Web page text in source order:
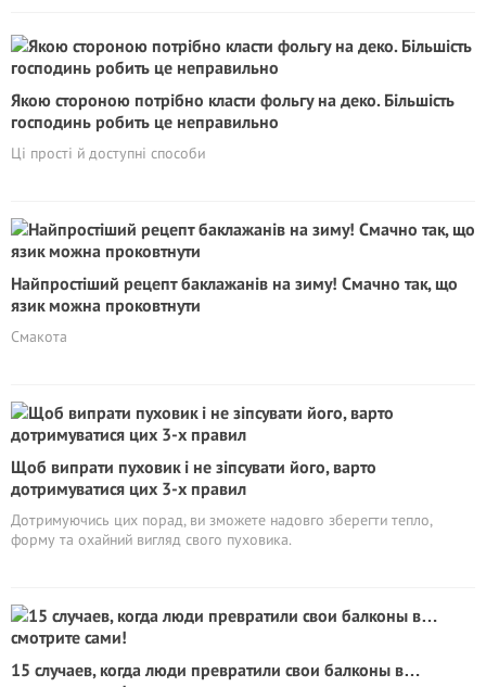
Якою стороною потрібно класти фольгу на деко. Більшість
господинь робить це неправильно
Ці прості й доступні способи
Найпростіший рецепт баклажанів на зиму! Смачно так, що
язик можна проковтнути
Смакота
Щоб випрати пуховик і не зіпсувати його, варто
дотримуватися цих 3-х правил
Дотримуючись цих порад, ви зможете надовго зберегти тепло,
форму та охайний вигляд свого пуховика.
15 случаев, когда люди превратили свои балконы в…